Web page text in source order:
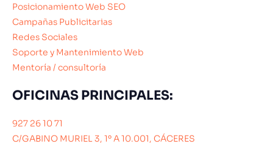
Posicionamiento Web SEO
Campañas Publicitarias
Redes Sociales
Soporte y Mantenimiento Web
Mentoría / consultoría
OFICINAS PRINCIPALES:
927 26 10 71
C/GABINO MURIEL 3, 1º A 10.001, CÁCERES